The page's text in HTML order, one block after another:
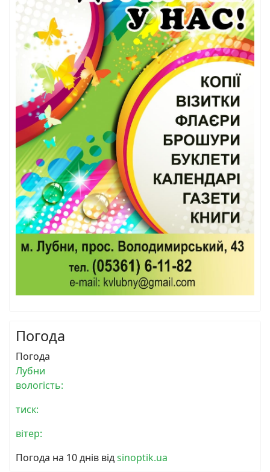
Погода
Погода
Лубни
вологість:
тиск:
вітер:
Погода на 10 днів відsinoptik.ua